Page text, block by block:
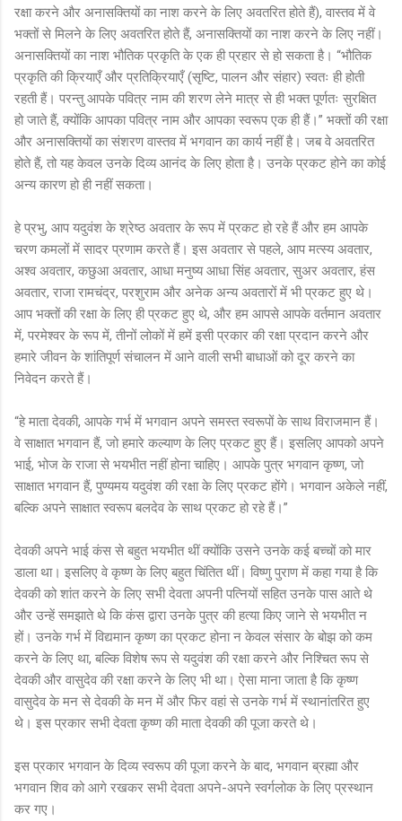
रक्षा करने और अनासक्तियों का नाश करने के लिए अवतरित होते हैं), वास्तव में वे
भक्तों से मिलने के लिए अवतरित होते हैं, अनासक्तियों का नाश करने के लिए नहीं।
अनासक्तियों का नाश भौतिक प्रकृति के एक ही प्रहार से हो सकता है। “भौतिक
प्रकृति की क्रियाएँ और प्रतिक्रियाएँ (सृष्टि, पालन और संहार) स्वतः ही होती
रहती हैं। परन्तु आपके पवित्र नाम की शरण लेने मात्र से ही भक्त पूर्णतः सुरक्षित
हो जाते हैं, क्योंकि आपका पवित्र नाम और आपका स्वरूप एक ही हैं।” भक्तों की रक्षा
और अनासक्तियों का संशरण वास्तव में भगवान का कार्य नहीं है। जब वे अवतरित
होते हैं, तो यह केवल उनके दिव्य आनंद के लिए होता है। उनके प्रकट होने का कोई
अन्य कारण हो ही नहीं सकता।
हे प्रभु, आप यदुवंश के श्रेष्ठ अवतार के रूप में प्रकट हो रहे हैं और हम आपके
चरण कमलों में सादर प्रणाम करते हैं। इस अवतार से पहले, आप मत्स्य अवतार,
अश्व अवतार, कछुआ अवतार, आधा मनुष्य आधा सिंह अवतार, सुअर अवतार, हंस
अवतार, राजा रामचंद्र, परशुराम और अनेक अन्य अवतारों में भी प्रकट हुए थे।
आप भक्तों की रक्षा के लिए ही प्रकट हुए थे, और हम आपसे आपके वर्तमान अवतार
में, परमेश्वर के रूप में, तीनों लोकों में हमें इसी प्रकार की रक्षा प्रदान करने और
हमारे जीवन के शांतिपूर्ण संचालन में आने वाली सभी बाधाओं को दूर करने का
निवेदन करते हैं।
“हे माता देवकी, आपके गर्भ में भगवान अपने समस्त स्वरूपों के साथ विराजमान हैं।
वे साक्षात भगवान हैं, जो हमारे कल्याण के लिए प्रकट हुए हैं। इसलिए आपको अपने
भाई, भोज के राजा से भयभीत नहीं होना चाहिए। आपके पुत्र भगवान कृष्ण, जो
साक्षात भगवान हैं, पुण्यमय यदुवंश की रक्षा के लिए प्रकट होंगे। भगवान अकेले नहीं,
बल्कि अपने साक्षात स्वरूप बलदेव के साथ प्रकट हो रहे हैं।”
देवकी अपने भाई कंस से बहुत भयभीत थीं क्योंकि उसने उनके कई बच्चों को मार
डाला था। इसलिए वे कृष्ण के लिए बहुत चिंतित थीं। विष्णु पुराण में कहा गया है कि
देवकी को शांत करने के लिए सभी देवता अपनी पत्नियों सहित उनके पास आते थे
और उन्हें समझाते थे कि कंस द्वारा उनके पुत्र की हत्या किए जाने से भयभीत न
हों। उनके गर्भ में विद्यमान कृष्ण का प्रकट होना न केवल संसार के बोझ को कम
करने के लिए था, बल्कि विशेष रूप से यदुवंश की रक्षा करने और निश्चित रूप से
देवकी और वासुदेव की रक्षा करने के लिए भी था। ऐसा माना जाता है कि कृष्ण
वासुदेव के मन से देवकी के मन में और फिर वहां से उनके गर्भ में स्थानांतरित हुए
थे। इस प्रकार सभी देवता कृष्ण की माता देवकी की पूजा करते थे।
इस प्रकार भगवान के दिव्य स्वरूप की पूजा करने के बाद, भगवान ब्रह्मा और
भगवान शिव को आगे रखकर सभी देवता अपने-अपने स्वर्गलोक के लिए प्रस्थान
कर गए।